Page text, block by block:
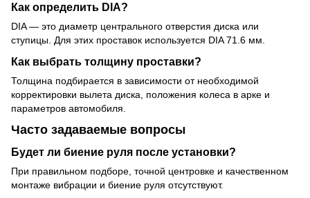
Как определить DIA?
DIA — это диаметр центрального отверстия диска или
ступицы. Для этих проставок используется DIA 71.6 мм.
Как выбрать толщину проставки?
Толщина подбирается в зависимости от необходимой
корректировки вылета диска, положения колеса в арке и
параметров автомобиля.
Часто задаваемые вопросы
Будет ли биение руля после установки?
При правильном подборе, точной центровке и качественном
монтаже вибрации и биение руля отсутствуют.